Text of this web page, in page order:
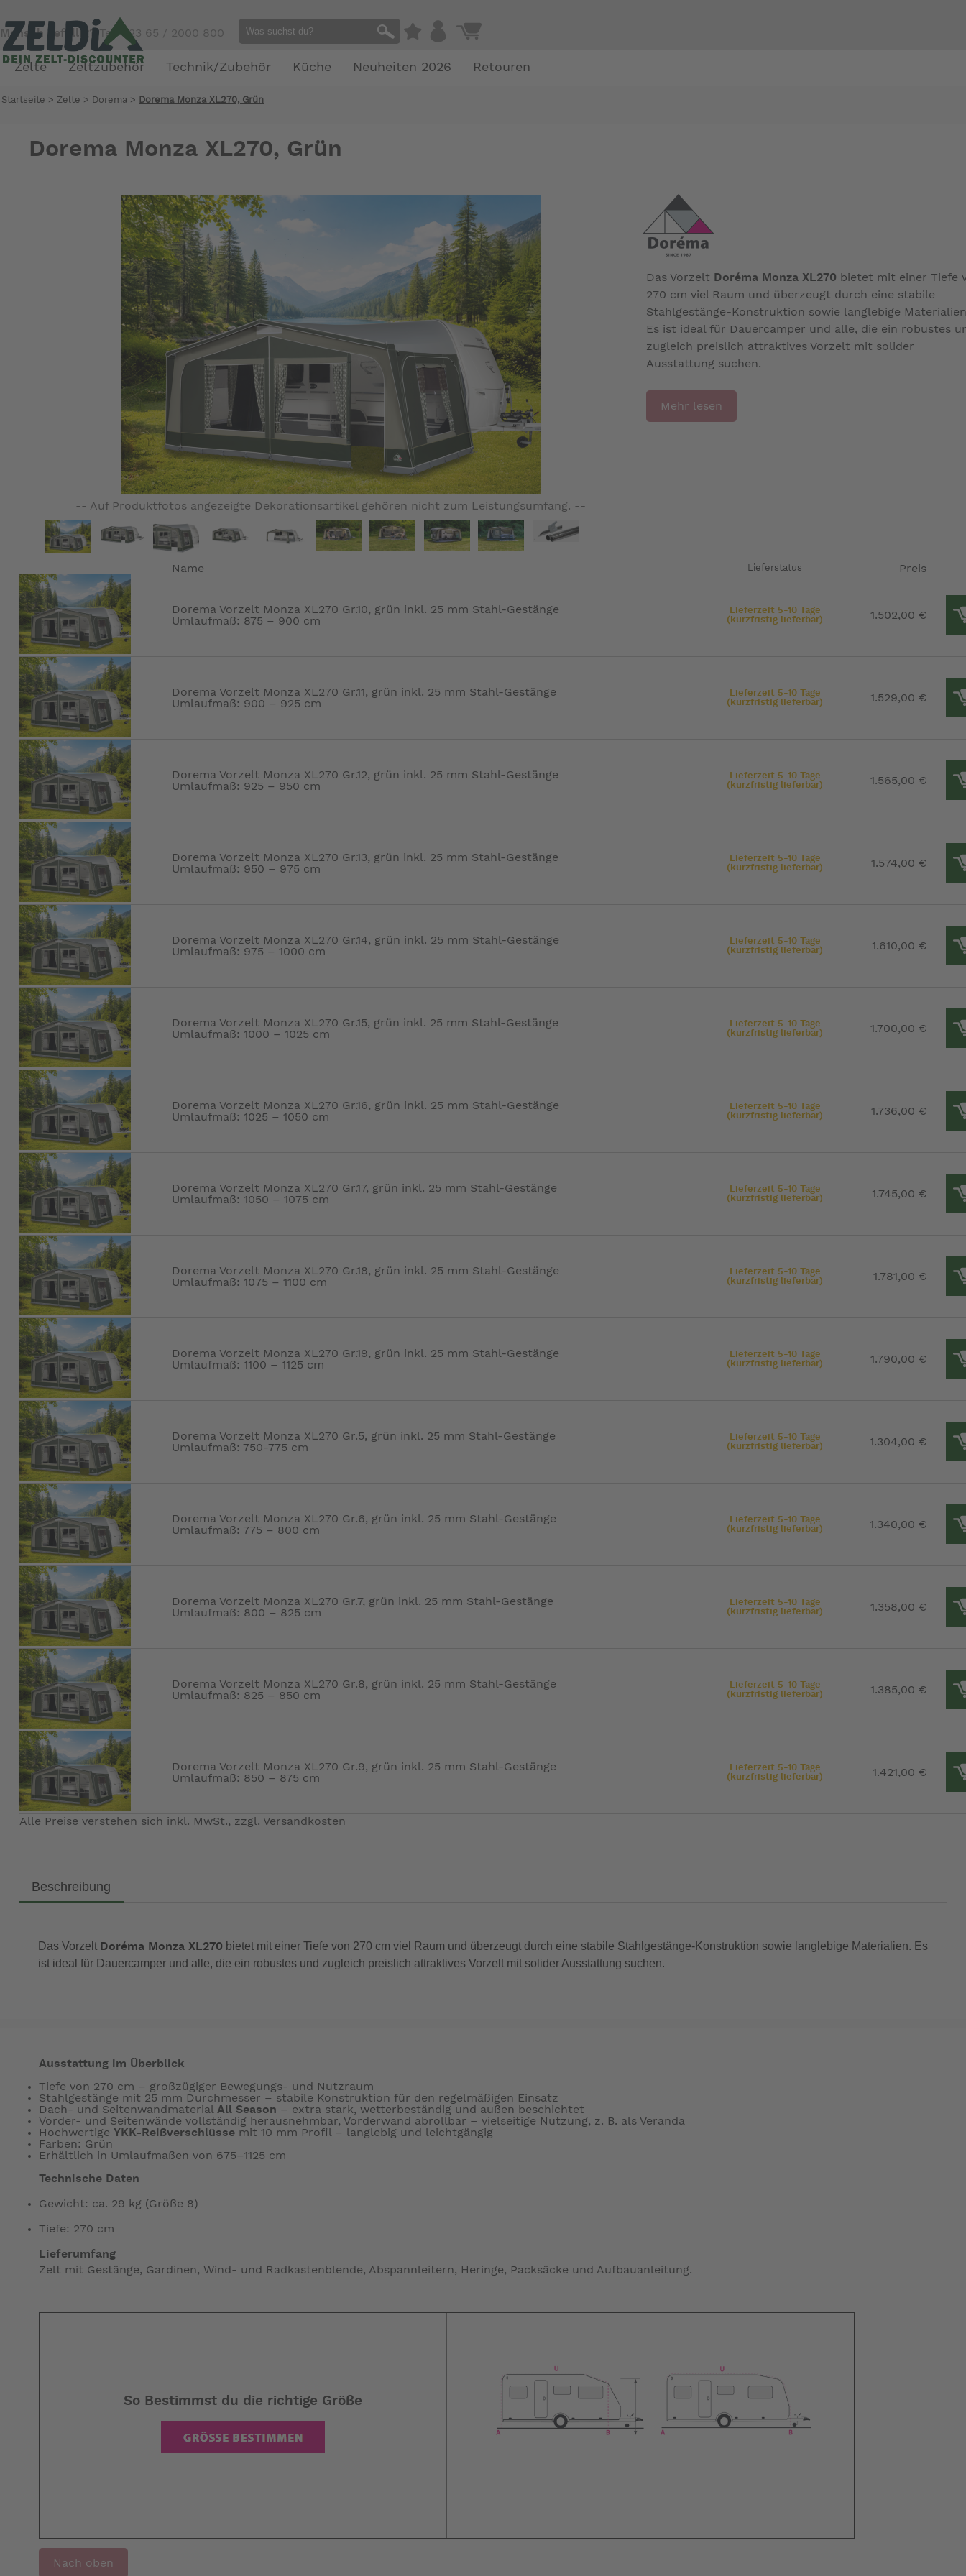
Mensch gefällig? Tel. 023 65 / 2000 800
Zelte Zeltzubehör Technik/Zubehör Küche Neuheiten 2026 Retouren
Startseite > Zelte > Dorema > Dorema Monza XL270, Grün
Dorema Monza XL270, Grün
-- Auf Produktfotos angezeigte Dekorationsartikel gehören nicht zum Leistungsumfang. --
Das Vorzelt Doréma Monza XL270 bietet mit einer Tiefe
270 cm viel Raum und überzeugt durch eine stabile
Stahlgestänge-Konstruktion sowie langlebige
Es ist ideal für Dauercamper und alle, die ein robustes
zugleich preislich attraktives Vorzelt mit solider
Ausstattung suchen.
Mehr lesen
Name Lieferstatus Preis
Dorema Vorzelt Monza XL270 Gr.10, grün inkl. 25 mm Stahl-Gestänge
Umlaufmaß: 875 – 900 cm
Lieferzeit 5-10 Tage
(kurzfristig lieferbar)
1.502,00 €
Dorema Vorzelt Monza XL270 Gr.11, grün inkl. 25 mm Stahl-Gestänge
Umlaufmaß: 900 – 925 cm
Lieferzeit 5-10 Tage
(kurzfristig lieferbar)
1.529,00 €
Dorema Vorzelt Monza XL270 Gr.12, grün inkl. 25 mm Stahl-Gestänge
Umlaufmaß: 925 – 950 cm
Lieferzeit 5-10 Tage
(kurzfristig lieferbar)
1.565,00 €
Dorema Vorzelt Monza XL270 Gr.13, grün inkl. 25 mm Stahl-Gestänge
Umlaufmaß: 950 – 975 cm
Lieferzeit 5-10 Tage
(kurzfristig lieferbar)
1.574,00 €
Dorema Vorzelt Monza XL270 Gr.14, grün inkl. 25 mm Stahl-Gestänge
Umlaufmaß: 975 – 1000 cm
Lieferzeit 5-10 Tage
(kurzfristig lieferbar)
1.610,00 €
Dorema Vorzelt Monza XL270 Gr.15, grün inkl. 25 mm Stahl-Gestänge
Umlaufmaß: 1000 – 1025 cm
Lieferzeit 5-10 Tage
(kurzfristig lieferbar)
1.700,00 €
Dorema Vorzelt Monza XL270 Gr.16, grün inkl. 25 mm Stahl-Gestänge
Umlaufmaß: 1025 – 1050 cm
Lieferzeit 5-10 Tage
(kurzfristig lieferbar)
1.736,00 €
Dorema Vorzelt Monza XL270 Gr.17, grün inkl. 25 mm Stahl-Gestänge
Umlaufmaß: 1050 – 1075 cm
Lieferzeit 5-10 Tage
(kurzfristig lieferbar)
1.745,00 €
Dorema Vorzelt Monza XL270 Gr.18, grün inkl. 25 mm Stahl-Gestänge
Umlaufmaß: 1075 – 1100 cm
Lieferzeit 5-10 Tage
(kurzfristig lieferbar)
1.781,00 €
Dorema Vorzelt Monza XL270 Gr.19, grün inkl. 25 mm Stahl-Gestänge
Umlaufmaß: 1100 – 1125 cm
Lieferzeit 5-10 Tage
(kurzfristig lieferbar)
1.790,00 €
Dorema Vorzelt Monza XL270 Gr.5, grün inkl. 25 mm Stahl-Gestänge
Umlaufmaß: 750-775 cm
Lieferzeit 5-10 Tage
(kurzfristig lieferbar)
1.304,00 €
Dorema Vorzelt Monza XL270 Gr.6, grün inkl. 25 mm Stahl-Gestänge
Umlaufmaß: 775 – 800 cm
Lieferzeit 5-10 Tage
(kurzfristig lieferbar)
1.340,00 €
Dorema Vorzelt Monza XL270 Gr.7, grün inkl. 25 mm Stahl-Gestänge
Umlaufmaß: 800 – 825 cm
Lieferzeit 5-10 Tage
(kurzfristig lieferbar)
1.358,00 €
Dorema Vorzelt Monza XL270 Gr.8, grün inkl. 25 mm Stahl-Gestänge
Umlaufmaß: 825 – 850 cm
Lieferzeit 5-10 Tage
(kurzfristig lieferbar)
1.385,00 €
Dorema Vorzelt Monza XL270 Gr.9, grün inkl. 25 mm Stahl-Gestänge
Umlaufmaß: 850 – 875 cm
Lieferzeit 5-10 Tage
(kurzfristig lieferbar)
1.421,00 €
Alle Preise verstehen sich inkl. MwSt., zzgl. Versandkosten
Beschreibung
Das Vorzelt Doréma Monza XL270 bietet mit einer Tiefe von 270 cm viel Raum und überzeugt durch eine stabile Stahlgestänge-Konstruktion sowie langlebige Materialien. Es
ist ideal für Dauercamper und alle, die ein robustes und zugleich preislich attraktives Vorzelt mit solider Ausstattung suchen.
Ausstattung im Überblick
Tiefe von 270 cm – großzügiger Bewegungs- und Nutzraum
Stahlgestänge mit 25 mm Durchmesser – stabile Konstruktion für den regelmäßigen Einsatz
Dach- und Seitenwandmaterial All Season – extra stark, wetterbeständig und außen beschichtet
Vorder- und Seitenwände vollständig herausnehmbar, Vorderwand abrollbar – vielseitige Nutzung, z. B. als Veranda
Hochwertige YKK-Reißverschlüssemit 10 mm Profil – langlebig und leichtgängig
Farben: Grün
Erhältlich in Umlaufmaßen von 675–1125 cm
Technische Daten
Gewicht: ca. 29 kg (Größe 8)
Tiefe: 270 cm
Lieferumfang
Zelt mit Gestänge, Gardinen, Wind- und Radkastenblende, Abspannleitern, Heringe, Packsäcke und Aufbauanleitung.
So Bestimmst du die richtige Größe
Nach oben